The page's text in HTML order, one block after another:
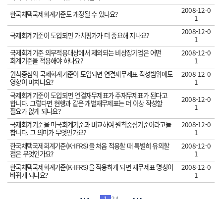
한국채택국제회계기준도 개정될 수 있나요?
2008-12-0
1
국제회계기준이 도입되면 가치평가가 더 중요해 지나요?
2008-12-0
1
국제회계기준 의무적용대상에서 제외되는 비상장기업은 어떤
회계기준을 적용해야 하나요?
2008-12-0
1
원칙중심의 국제회계기준이 도입되면 연결재무제표 작성범위에도
영향이 미치나요?
2008-12-0
1
국제회계기준이 도입되면 연결재무제표가 주재무제표가 된다고
합니다. 그렇다면 현행과 같은 개별재무제표는 더 이상 작성할
필요가 없게 되나요?
2008-12-0
1
국제회계기준을 미국회계기준과 비교하여 원칙중심기준이라고들
합니다. 그 의미가 무엇인가요?
2008-12-0
1
한국채택국제회계기준(K-IFRS)을 처음 적용할 때 특별히 유의할
점은 무엇인가요?
2008-12-0
1
한국채택국제회계기준(K-IFRS)을 적용하게 되면 재무제표 명칭이
바뀌게 되나요?
2008-12-0
1